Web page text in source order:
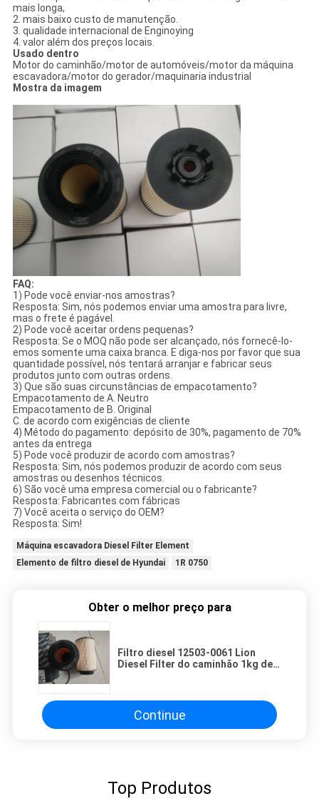
mais longa,
2. mais baixo custo de manutenção.
3. qualidade internacional de Enginoying
4. valor além dos preços locais.
Usado dentro
Motor do caminhão/motor de automóveis/motor da máquina
escavadora/motor do gerador/maquinaria industrial
Mostra da imagem
FAQ:
1) Pode você enviar-nos amostras?
Resposta: Sim, nós podemos enviar uma amostra para livre,
mas o frete é pagável.
2) Pode você aceitar ordens pequenas?
Resposta: Se o MOQ não pode ser alcançado, nós fornecê-lo-
emos somente uma caixa branca. E diga-nos por favor que sua
quantidade possível, nós tentará arranjar e fabricar seus
produtos junto com outras ordens.
3) Que são suas circunstâncias de empacotamento?
Empacotamento de A. Neutro
Empacotamento de B. Original
C. de acordo com exigências de cliente
4) Método do pagamento: depósito de 30%, pagamento de 70%
antes da entrega
5) Pode você produzir de acordo com amostras?
Resposta: Sim, nós podemos produzir de acordo com seus
amostras ou desenhos técnicos.
6) São você uma empresa comercial ou o fabricante?
Resposta: Fabricantes com fábricas
7) Você aceita o serviço do OEM?
Resposta: Sim!
Máquina escavadora Diesel Filter Element
Elemento de filtro diesel de Hyundai
1R 0750
Obter o melhor preço para
Filtro diesel 12503-0061 Lion
Diesel Filter do caminhão 1kg de
Continue
Top Produtos